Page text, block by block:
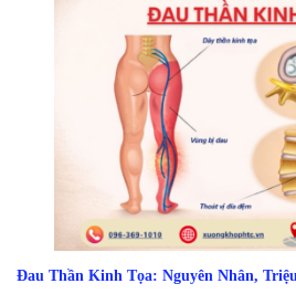
Đau Thần Kinh Tọa: Nguyên Nhân,